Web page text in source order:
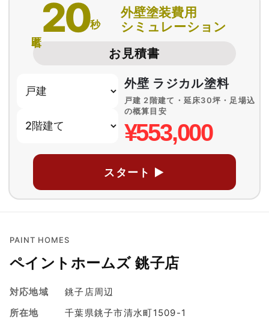
20秒
外壁塗装費用
シミュレーション
お見積書
外壁 ラジカル塗料
戸建 2階建て・延床30坪・足場込
の概算目安
¥553,000
スタート ▶
PAINT HOMES
ペイントホームズ 銚子店
対応地域
銚子店周辺
所在地
千葉県銚子市清水町1509-1